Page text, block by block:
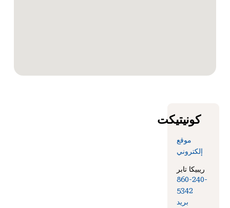
كونيتيكت
موقع
إلكتروني
ريبيكا تابر
860-240-
5342
بريد